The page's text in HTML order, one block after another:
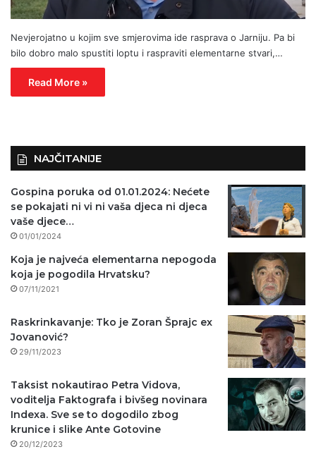
Nevjerojatno u kojim sve smjerovima ide rasprava o Jarniju. Pa bi
bilo dobro malo spustiti loptu i raspraviti elementarne stvari,…
Read More »
NAJČITANIJE
Gospina poruka od 01.01.2024: Nećete
se pokajati ni vi ni vaša djeca ni djeca
vaše djece…
01/01/2024
Koja je najveća elementarna nepogoda
koja je pogodila Hrvatsku?
07/11/2021
Raskrinkavanje: Tko je Zoran Šprajc ex
Jovanović?
29/11/2023
Taksist nokautirao Petra Vidova,
voditelja Faktografa i bivšeg novinara
Indexa. Sve se to dogodilo zbog
krunice i slike Ante Gotovine
20/12/2023